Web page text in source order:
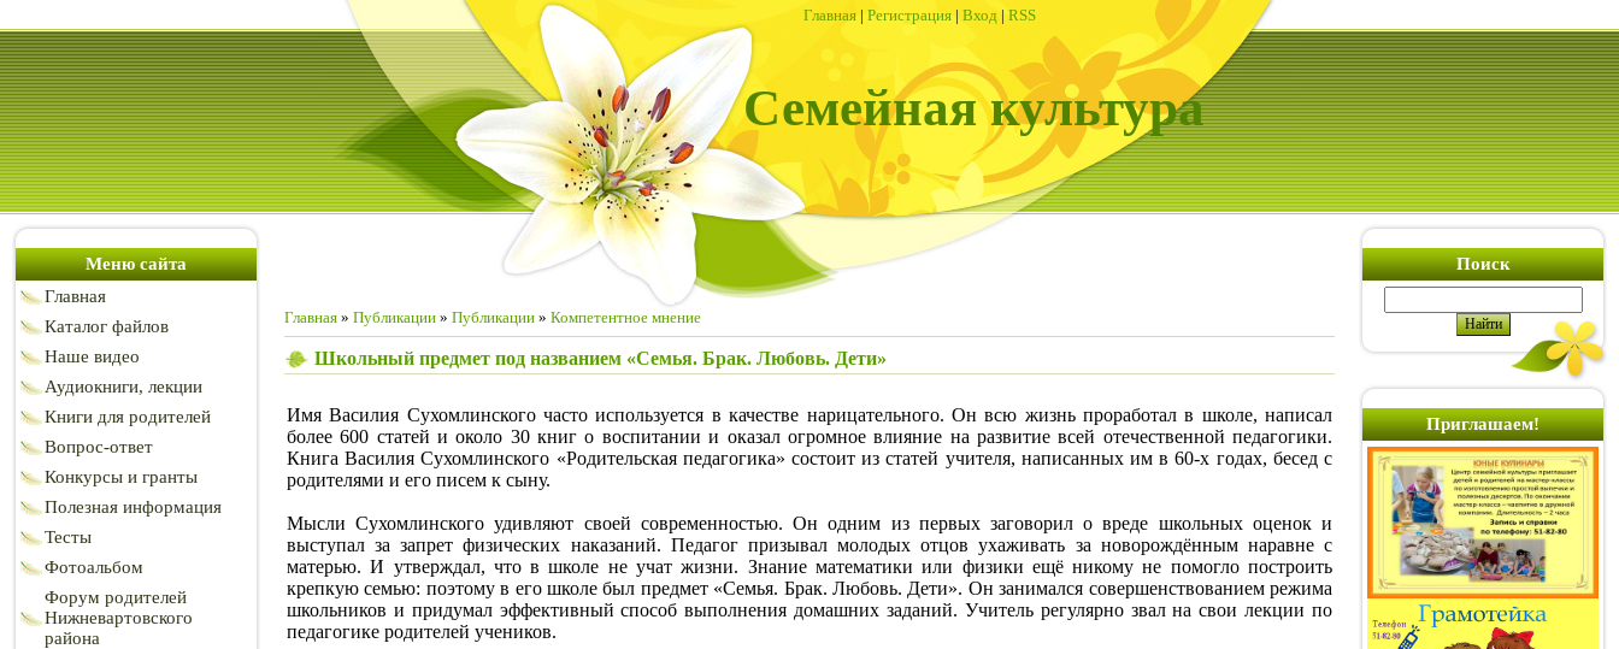
Главная | Регистрация | Вход | RSS
Семейная культура
Меню сайта
Главная
Каталог файлов
Наше видео
Аудиокниги, лекции
Книги для родителей
Вопрос-ответ
Конкурсы и гранты
Полезная информация
Тесты
Фотоальбом
Форум родителей
Нижневартовского
района
Главная » Публикации » Публикации » Компетентное мнение
Школьный предмет под названием «Семья. Брак. Любовь. Дети»
Имя Василия Сухомлинского часто используется в качестве нарицательного. Он всю жизнь проработал в школе, написал
более 600 статей и около 30 книг о воспитании и оказал огромное влияние на развитие всей отечественной педагогики.
Книга Василия Сухомлинского «Родительская педагогика» состоит из статей учителя, написанных им в 60-х годах, бесед с
родителями и его писем к сыну.
Мысли Сухомлинского удивляют своей современностью. Он одним из первых заговорил о вреде школьных оценок и
выступал за запрет физических наказаний. Педагог призывал молодых отцов ухаживать за новорождённым наравне с
матерью. И утверждал, что в школе не учат жизни. Знание математики или физики ещё никому не помогло построить
крепкую семью: поэтому в его школе был предмет «Семья. Брак. Любовь. Дети». Он занимался совершенствованием режима
школьников и придумал эффективный способ выполнения домашних заданий. Учитель регулярно звал на свои лекции по
педагогике родителей учеников.
Поиск
Приглашаем!